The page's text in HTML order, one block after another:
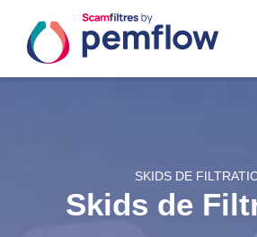
SKIDS DE
Skids de